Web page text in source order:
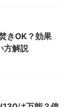
きOK？効果
方解説